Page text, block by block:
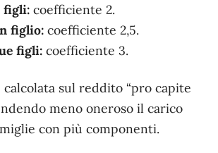
figli: coefficiente 2.
figlio: coefficiente 2,5.
figli: coefficiente 3.
calcolata sul reddito “pro capite
meno oneroso il carico
con più componenti.